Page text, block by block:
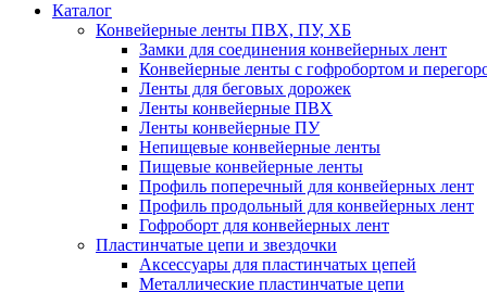
Каталог
Конвейерные ленты ПВХ, ПУ, ХБ
Замки для соединения конвейерных лент
Конвейерные ленты с гофробортом и
Ленты для беговых дорожек
Ленты конвейерные ПВХ
Ленты конвейерные ПУ
Непищевые конвейерные ленты
Пищевые конвейерные ленты
Профиль поперечный для конвейерных лент
Профиль продольный для конвейерных лент
Гофроборт для конвейерных лент
Пластинчатые цепи и звездочки
Аксессуары для пластинчатых цепей
Металлические пластинчатые цепи